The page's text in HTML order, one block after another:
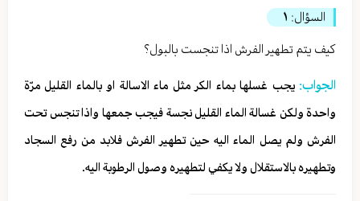
السؤال: ١
كيف يتم تطهير الفرش اذا تنجست بالبول؟
الجواب:يجب غسلها بماء الكر مثل ماء الاسالة او بالماء القليل مرّة
واحدة ولكن غسالة الماء القليل نجسة فيجب جمعها واذا تنجس تحت
الفرش ولم يصل الماء اليه حين تطهير الفرش فلابد من رفع السجاد
وتطهيره بالاستقلال ولا يكفي لتطهيره وصول الرطوبة اليه.